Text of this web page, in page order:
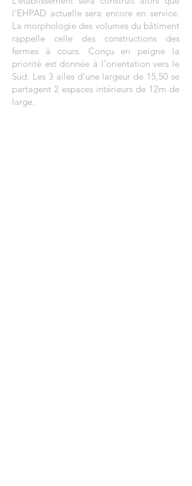
l’EHPAD actuelle sera encore en service.
La morphologie des volumes du bâtiment
rappelle celle des constructions des
fermes à cours. Conçu en peigne la
priorité est donnée à l’orientation vers le
Sud. Les 3 ailes d’une largeur de 15,50 se
partagent 2 espaces intérieurs de 12m de
large.